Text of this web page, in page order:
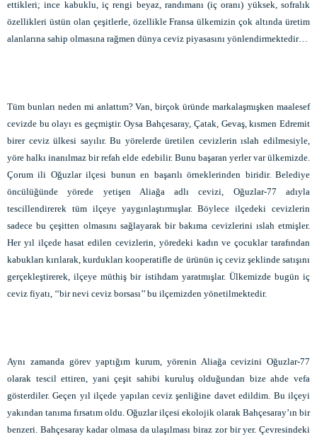
ettikleri; ince kabuklu, iç rengi beyaz, randımanı (iç oranı) yüksek, sofralık
özellikleri üstün olan çeşitlerle, özellikle Fransa ülkemizin çok altında üretim
alanlarına sahip olmasına rağmen dünya ceviz piyasasını yönlendirmektedir…
Tüm bunları neden mi anlattım? Van, birçok üründe markalaşmışken maalesef
cevizde bu olayı es geçmiştir. Oysa Bahçesaray, Çatak, Gevaş, kısmen Edremit
birer ceviz ülkesi sayılır. Bu yörelerde üretilen cevizlerin ıslah edilmesiyle,
yöre halkı inanılmaz bir refah elde edebilir. Bunu başaran yerler var ülkemizde.
Çorum ili Oğuzlar ilçesi bunun en başarılı örneklerinden biridir. Belediye
öncülüğünde yörede yetişen Aliağa adlı cevizi, Oğuzlar-77 adıyla
tescillendirerek tüm ilçeye yaygınlaştırmışlar. Böylece ilçedeki cevizlerin
sadece bu çeşitten olmasını sağlayarak bir bakıma cevizlerini ıslah etmişler.
Her yıl ilçede hasat edilen cevizlerin, yöredeki kadın ve çocuklar tarafından
kabukları kırılarak, kurdukları kooperatifle de ürünün iç ceviz şeklinde satışını
gerçekleştirerek, ilçeye müthiş bir istihdam yaratmışlar. Ülkemizde bugün iç
ceviz fiyatı, ‘‘bir nevi ceviz borsası’’ bu ilçemizden yönetilmektedir.
Aynı zamanda görev yaptığım kurum, yörenin Aliağa cevizini Oğuzlar-77
olarak tescil ettiren, yani çeşit sahibi kuruluş olduğundan bize ahde vefa
gösterdiler. Geçen yıl ilçede yapılan ceviz şenliğine davet edildim. Bu ilçeyi
yakından tanıma fırsatım oldu. Oğuzlar ilçesi ekolojik olarak Bahçesaray’ın bir
benzeri. Bahçesaray kadar olmasa da ulaşılması biraz zor bir yer. Çevresindeki